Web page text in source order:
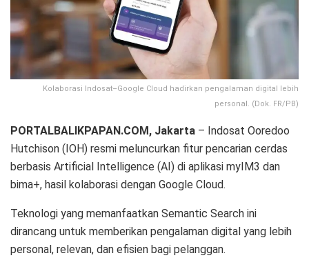
Kolaborasi Indosat–Google Cloud hadirkan pengalaman digital lebih
personal. (Dok. FR/PB)
PORTALBALIKPAPAN.COM, Jakarta – Indosat Ooredoo
Hutchison (IOH) resmi meluncurkan fitur pencarian cerdas
berbasis Artificial Intelligence (AI) di aplikasi myIM3 dan
bima+, hasil kolaborasi dengan Google Cloud.
Teknologi yang memanfaatkan Semantic Search ini
dirancang untuk memberikan pengalaman digital yang lebih
personal, relevan, dan efisien bagi pelanggan.